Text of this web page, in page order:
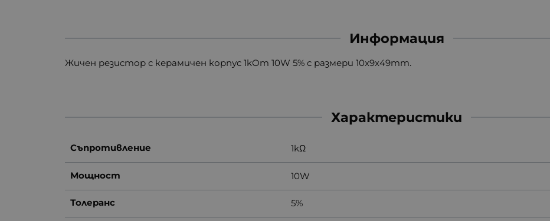
Информация
Жичен резистор с керамичен корпус 1kOm 10W 5% с размери 10x9x49mm.
Характеристики
Съпротивление 1kΩ
Мощност 10W
Толеранс 5%